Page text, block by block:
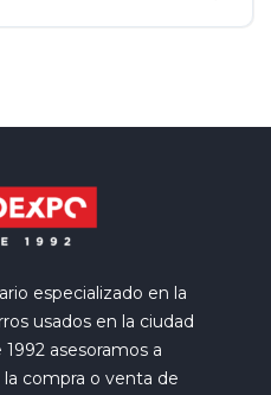
especializado en la
usados en la ciudad
asesoramos a
compra o venta de